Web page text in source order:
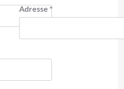
Adresse *